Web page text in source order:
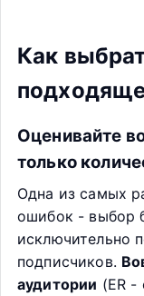
Как
Оценивайте
только
Одна из самых
ошибок - выбор
исключительно
подписчиков.
аудитории (ER -